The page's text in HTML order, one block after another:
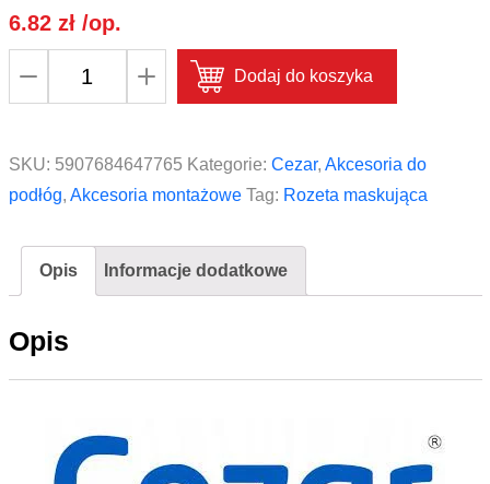
6.82 zł/op.
mat
CEZAR
Wenge
2szt.
Dodaj do koszyka
SKU: 5907684647765 Kategorie: Cezar, Akcesoria do
podłóg, Akcesoria montażowe Tag: Rozeta maskująca
Opis Informacje dodatkowe
Opis